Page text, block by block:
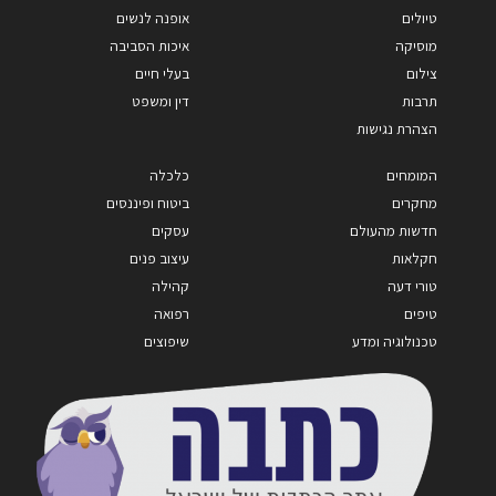
טיולים
מוסיקה
צילום
תרבות
הצהרת נגישות
אופנה לנשים
איכות הסביבה
בעלי חיים
דין ומשפט
המומחים
מחקרים
חדשות מהעולם
חקלאות
טורי דעה
טיפים
טכנולוגיה ומדע
כלכלה
ביטוח ופיננסים
עסקים
עיצוב פנים
קהילה
רפואה
שיפוצים